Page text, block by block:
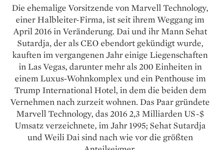
Die ehemalige Vorsitzende von Marvell Technology,
einer Halbleiter-Firma, ist seit ihrem Weggang im
April 2016 in Veränderung. Dai und ihr Mann Sehat
Sutardja, der als CEO ebendort gekündigt wurde,
kauften im vergangenen Jahr einige Liegenschaften
in Las Vegas, darunter mehr als 200 Einheiten in
einem Luxus-Wohnkomplex und ein Penthouse im
Trump International Hotel, in dem die beiden dem
Vernehmen nach zurzeit wohnen. Das Paar gründete
Marvell Technology, das 2016 2,3 Milliarden US-$
Umsatz verzeichnete, im Jahr 1995; Sehat Sutardja
und Weili Dai sind nach wie vor die größten